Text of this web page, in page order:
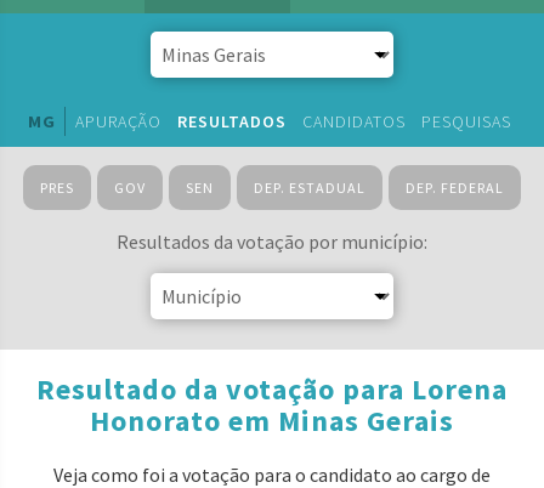
MG APURAÇÃO RESULTADOS CANDIDATOS PESQUISAS
PRES GOV SEN DEP. ESTADUAL DEP. FEDERAL
Resultados da votação por município:
Resultado da votação para Lorena
Honorato em Minas Gerais
Veja como foi a votação para o candidato ao cargo de